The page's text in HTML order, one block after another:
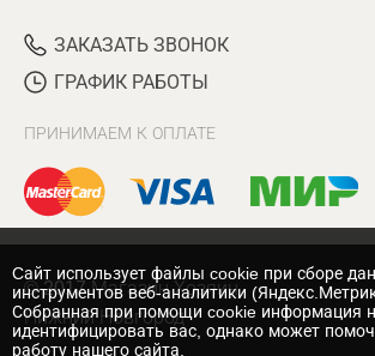
ЗАКАЗАТЬ ЗВОНОК
ГРАФИК РАБОТЫ
ПРИНИМАЕМ К ОПЛАТЕ
© 2017 Магазин Хозяин
Нижний Новгород
Cайт использует файлы cookie при сборе
инструментов веб-аналитики
Собранная при помощи cookie информация
идентифицировать вас, однако может
работу нашего сайта.